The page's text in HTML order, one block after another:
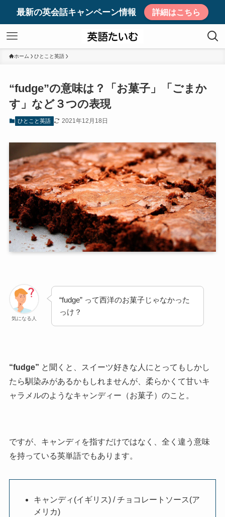
最新の英会話キャンペーン情報 詳細はこちら
ホーム ひとこと英語
“fudge”の意味は？「お菓子」「ごまか
す」など３つの表現
ひとこと英語 2021年12月18日
気になる人
“fudge” って西洋のお菓子じゃなかった
っけ？
“fudge” と聞くと、スイーツ好きな人にとってもしかし
たら馴染みがあるかもしれませんが、柔らかくて甘いキ
ャラメルのようなキャンディー（お菓子）のこと。
ですが、キャンディを指すだけではなく、全く違う意味
を持っている英単語でもあります。
キャンディ(イギリス) / チョコレートソース(ア
メリカ)